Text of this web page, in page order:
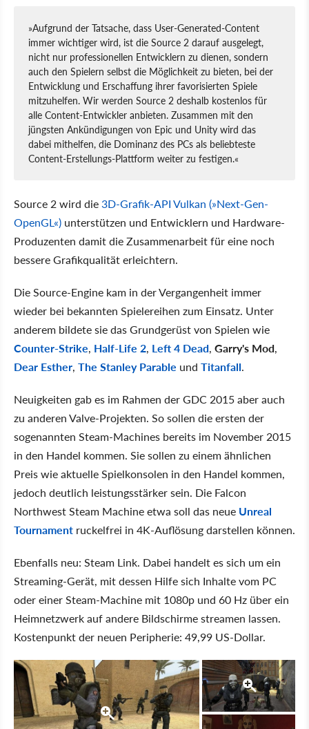
»Aufgrund der Tatsache, dass User-Generated-Content
immer wichtiger wird, ist die Source 2 darauf ausgelegt,
nicht nur professionellen Entwicklern zu dienen, sondern
auch den Spielern selbst die Möglichkeit zu bieten, bei der
Entwicklung und Erschaffung ihrer favorisierten Spiele
mitzuhelfen. Wir werden Source 2 deshalb kostenlos für
alle Content-Entwickler anbieten. Zusammen mit den
jüngsten Ankündigungen von Epic und Unity wird das
dabei mithelfen, die Dominanz des PCs als beliebteste
Content-Erstellungs-Plattform weiter zu festigen.«
Source 2 wird die3D-Grafik-API Vulkan (»Next-Gen-
OpenGL«) unterstützen und Entwicklern und Hardware-
Produzenten damit die Zusammenarbeit für eine noch
bessere Grafikqualität erleichtern.
Die Source-Engine kam in der Vergangenheit immer
wieder bei bekannten Spielereihen zum Einsatz. Unter
anderem bildete sie das Grundgerüst von Spielen wie
Counter-Strike, Half-Life 2, Left 4 Dead, Garry's Mod,
Dear Esther, The Stanley Parable und Titanfall.
Neuigkeiten gab es im Rahmen der GDC 2015 aber auch
zu anderen Valve-Projekten. So sollen die ersten der
sogenannten Steam-Machines bereits im November 2015
in den Handel kommen. Sie sollen zu einem ähnlichen
Preis wie aktuelle Spielkonsolen in den Handel kommen,
jedoch deutlich leistungsstärker sein. Die Falcon
Northwest Steam Machine etwa soll das neue Unreal
Tournament ruckelfrei in 4K-Auflösung darstellen können.
Ebenfalls neu: Steam Link. Dabei handelt es sich um ein
Streaming-Gerät, mit dessen Hilfe sich Inhalte vom PC
oder einer Steam-Machine mit 1080p und 60 Hz über ein
Heimnetzwerk auf andere Bildschirme streamen lassen.
Kostenpunkt der neuen Peripherie: 49,99 US-Dollar.